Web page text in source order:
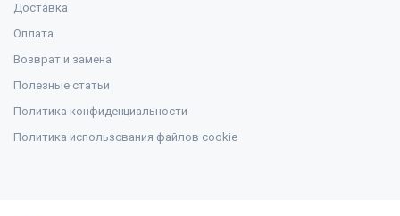
Доставка
Оплата
Возврат и замена
Полезные статьи
Политика конфиденциальности
Политика использования файлов cookie